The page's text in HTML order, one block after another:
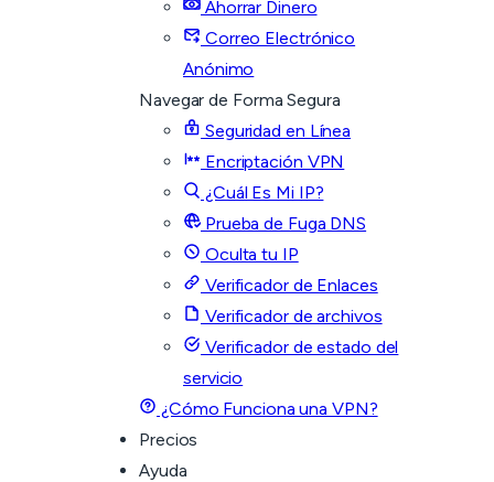
Ahorrar Dinero
Correo Electrónico
Anónimo
Navegar de Forma Segura
Seguridad en Línea
Encriptación VPN
¿Cuál Es Mi IP?
Prueba de Fuga DNS
Oculta tu IP
Verificador de Enlaces
Verificador de archivos
Verificador de estado del
servicio
¿Cómo Funciona una VPN?
Precios
Ayuda